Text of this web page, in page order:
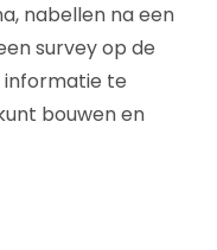
nabellen na een
survey op de
informatie te
bouwen en